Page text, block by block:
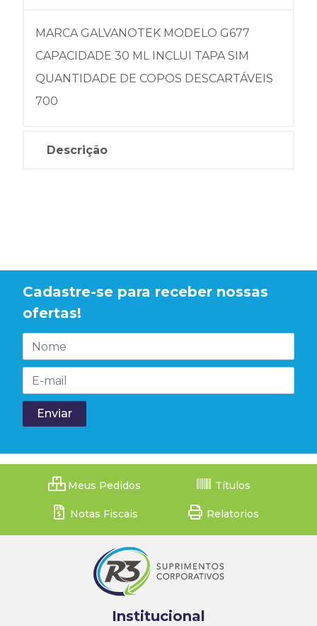
MARCA GALVANOTEK MODELO G677
CAPACIDADE 30 ML INCLUI TAPA SIM
QUANTIDADE DE COPOS DESCARTÁVEIS
700
Descrição
Cadastre-se para receber nossas
ofertas!
Meus Pedidos Títulos
Notas Fiscais Relatorios
Institucional